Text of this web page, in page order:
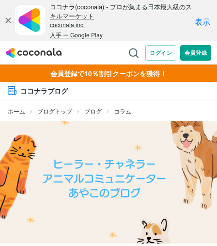
会員登録で10％割引クーポンを獲得！
ココナラブログ
ホーム ブログトップ ブログ コラム